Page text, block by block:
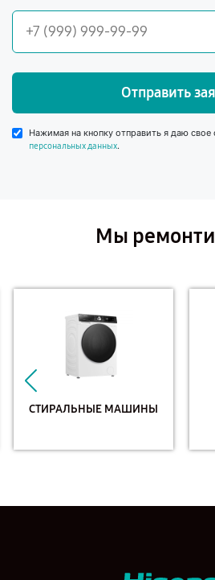
Отправить
Нажимая на кнопку отправить я даю свое
персональных данных.
Мы
СТИРАЛЬНЫЕ МАШИНЫ